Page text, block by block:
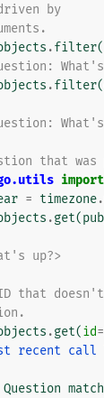
by
.filter(
.filter(
that
import
= timezone.
.get(
up?>
ID that
.get(id=
recent
Question